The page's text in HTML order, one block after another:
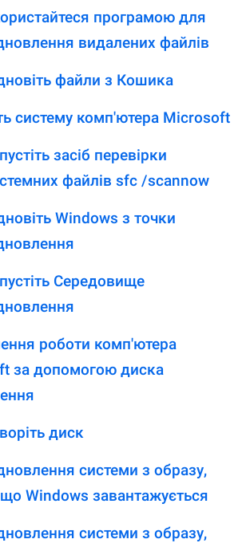
програмою для
видалених файлів
файли з Кошика
систему комп'ютера Microsoft
засіб перевірки
файлів sfc /scannow
Windows з точки
Середовище
роботи комп'ютера
за допомогою диска
диск
системи з образу,
Windows завантажується
системи з образу,